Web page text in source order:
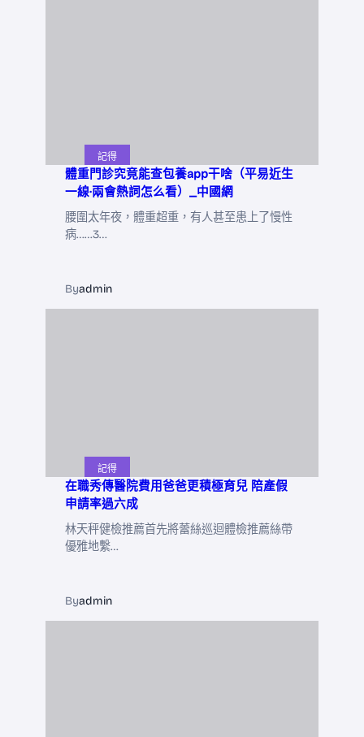
記得
體重門診究竟能查包養app干啥（平易近生
一線·兩會熱詞怎么看）_中國網
腰圍太年夜，體重超重，有人甚至患上了慢性
病……3…
Byadmin
記得
在職秀傳醫院費用爸爸更積極育兒 陪產假
申請率過六成
林天秤健檢推薦首先將蕾絲巡迴體檢推薦絲帶
優雅地繫…
Byadmin